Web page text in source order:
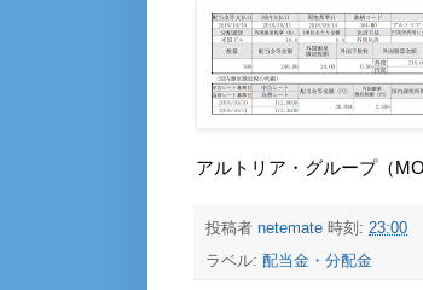
アルトリア・グループ（
投稿者 netemate 時刻: 23:00
ラベル: 配当金・分配金